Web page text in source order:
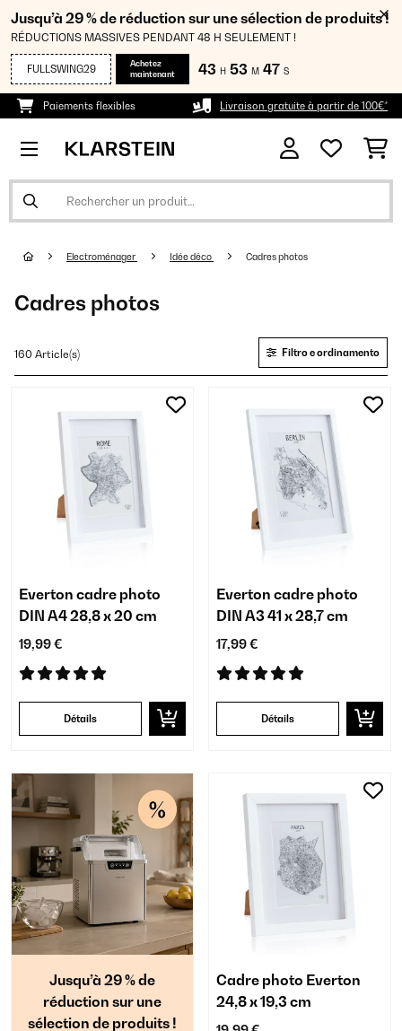
Jusqu’à 29 % de réduction sur une sélection de produits !
RÉDUCTIONS MASSIVES PENDANT 48 H SEULEMENT !
FULLSWING29
Achetez
maintenant
43 H 53 M 47 S
Paiements flexibles Livraison gratuite à partir de 100€*
Electroménager Idée déco Cadres photos
Cadres photos
160 Article(s) Filtro e ordinamento
Everton cadre photo
DIN A4 28,8 x 20 cm
19,99 €
Détails
Everton cadre photo
DIN A3 41 x 28,7 cm
17,99 €
Détails
Jusqu’à 29 % de
réduction sur une
sélection de produits !
Cadre photo Everton
24,8 x 19,3 cm